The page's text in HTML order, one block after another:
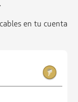
en tu cuenta